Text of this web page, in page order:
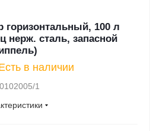
горизонтальный, 100 л
сталь, запасной
в наличии
1